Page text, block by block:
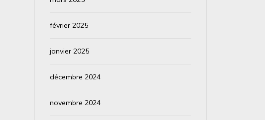
février 2025
janvier 2025
décembre 2024
novembre 2024